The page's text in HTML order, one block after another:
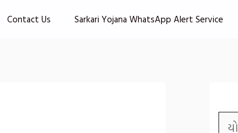
Contact Us Sarkari Yojana WhatsApp Alert Service